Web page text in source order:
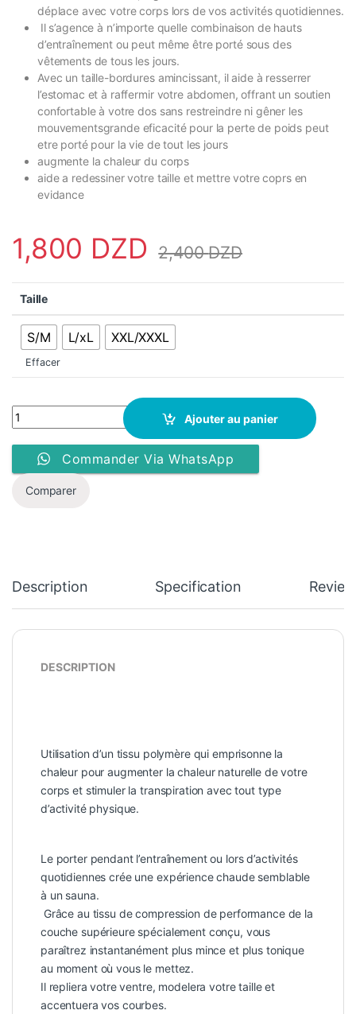
déplace avec votre corps lors de vos activités quotidiennes.
Il s’agence à n’importe quelle combinaison de hauts
d’entraînement ou peut même être porté sous des
vêtements de tous les jours.
Avec un taille-bordures amincissant, il aide à resserrer
l’estomac et à raffermir votre abdomen, offrant un soutien
confortable à votre dos sans restreindre ni gêner les
mouvementsgrande eficacité pour la perte de poids peut
etre porté pour la vie de tout les jours
augmente la chaleur du corps
aide a redessiner votre taille et mettre votre coprs en
evidance
1,800 DZD 2,400DZD
Taille
S/M L/xL XXL/XXXL
Effacer
Gilet Sauna - Perte De Poids - 2160- Femme - Noir quantity
Ajouter au panier
Commander Via WhatsApp
Comparer
Description Specification
DESCRIPTION
Utilisation d’un tissu polymère qui emprisonne la
chaleur pour augmenter la chaleur naturelle de votre
corps et stimuler la transpiration avec tout type
d’activité physique.
Le porter pendant l’entraînement ou lors d’activités
quotidiennes crée une expérience chaude semblable
à un sauna.
Grâce au tissu de compression de performance de la
couche supérieure spécialement conçu, vous
paraîtrez instantanément plus mince et plus tonique
au moment où vous le mettez.
Il repliera votre ventre, modelera votre taille et
accentuera vos courbes.